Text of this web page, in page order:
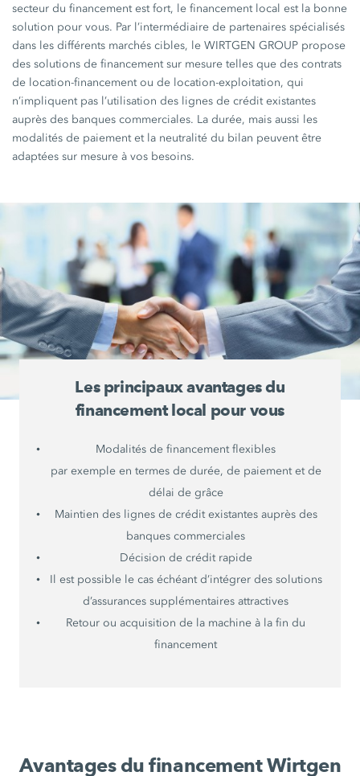
secteur du financement est fort, le financement local est la bonne
solution pour vous. Par l’intermédiaire de partenaires spécialisés
dans les différents marchés cibles, le WIRTGEN GROUP propose
des solutions de financement sur mesure telles que des contrats
de location-financement ou de location-exploitation, qui
n’impliquent pas l’utilisation des lignes de crédit existantes
auprès des banques commerciales. La durée, mais aussi les
modalités de paiement et la neutralité du bilan peuvent être
adaptées sur mesure à vos besoins.
Les principaux avantages du
financement local pour vous
Modalités de financement flexibles
par exemple en termes de durée, de paiement et de
délai de grâce
Maintien des lignes de crédit existantes auprès des
banques commerciales
Décision de crédit rapide
Il est possible le cas échéant d’intégrer des solutions
d’assurances supplémentaires attractives
Retour ou acquisition de la machine à la fin du
financement
Avantages du financement Wirtgen